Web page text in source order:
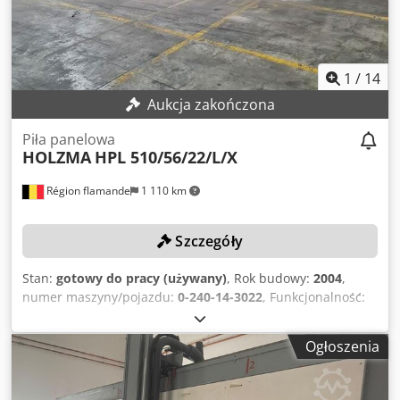
1 / 14
Aukcja zakończona
Région flamande 1 110 km
Piła panelowa
HOLZMA HPL 510/56/22/L/X
Szczegóły
Stan: gotowy do pracy (używany), Rok budowy: 2004,
numer maszyny/pojazdu: 0-240-14-3022, Funkcjonalność:
, szerokość cięcia (maks.):
średnica tarczy piły:450 mm, długość cięcia (maks.):5 600
mm, wysokość układania w stos:580 mm, DANE
TECHNICZNE Maks. długość cięcia: 5 600 mm Maks.
szerokość cięcia: 5 600 mm Maks. wymiary płyty przy tylnej
Ogłoszenia